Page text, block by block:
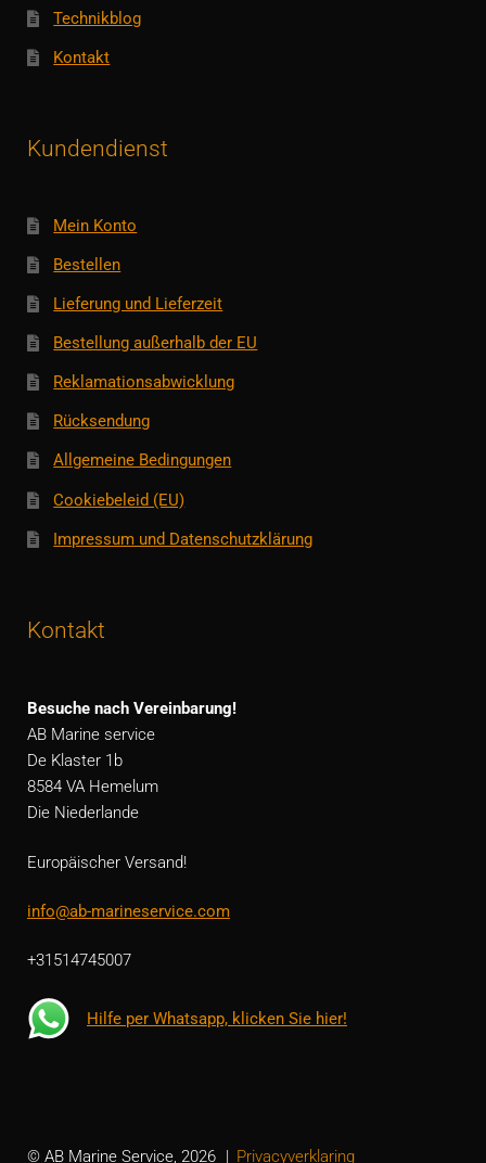
Technikblog
Kontakt
Kundendienst
Mein Konto
Bestellen
Lieferung und Lieferzeit
Bestellung außerhalb der EU
Reklamationsabwicklung
Rücksendung
Allgemeine Bedingungen
Cookiebeleid (EU)
Impressum und Datenschutzklärung
Kontakt
Besuche nach Vereinbarung!
AB Marine service
De Klaster 1b
8584 VA Hemelum
Die Niederlande
Europäischer Versand!
info@ab-marineservice.com
+31514745007
Hilfe per Whatsapp, klicken Sie hier!
© AB Marine Service, 2026 Privacyverklaring